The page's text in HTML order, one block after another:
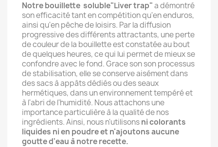
Notre bouillette soluble"Liver trap"a démontré
son efficacité tant en compétition qu'en enduros,
ainsi qu'en pêche de loisirs. Par la diffusion
progressive des différents attractants, une perte
de couleur de la bouillette est constatée au bout
de quelques heures, ce qui lui permet de mieux se
confondre avec le fond. Grace son son processus
de stabilisation, elle se conserve aisément dans
des sacs à appâts dédiés ou des seaux
hermétiques, dans un environnement tempéré et
à l'abri de l'humidité. Nous attachons une
importance particulière à la qualité de nos
ingrédients. Ainsi, nous n'utilisonsni colorants
liquides ni en poudre et n'ajoutons aucune
goutte d'eau à notre recette.